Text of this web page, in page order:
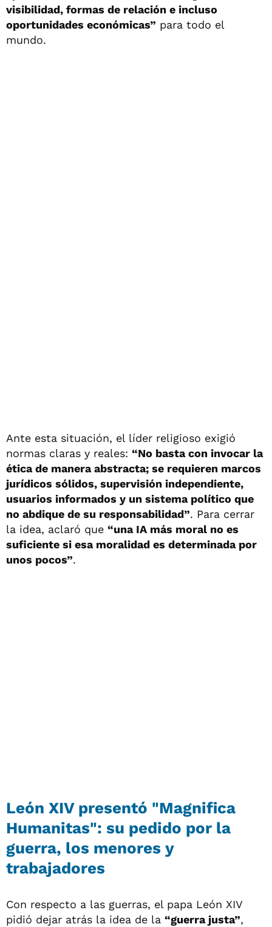
visibilidad, formas de relación e incluso
oportunidades económicas” para todo el
mundo.
Ante esta situación, el líder religioso exigió
normas claras y reales: “No basta con invocar la
ética de manera abstracta; se requieren marcos
jurídicos sólidos, supervisión independiente,
usuarios informados y un sistema político que
no abdique de su responsabilidad”. Para cerrar
la idea, aclaró que “una IA más moral no es
suficiente si esa moralidad es determinada por
unos pocos”.
León XIV presentó "Magnifica
Humanitas": su pedido por la
guerra, los menores y
trabajadores
Con respecto a las guerras, el papa León XIV
pidió dejar atrás la idea de la “guerra justa”,